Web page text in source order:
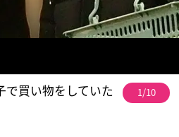
買い物をしていた
1/10